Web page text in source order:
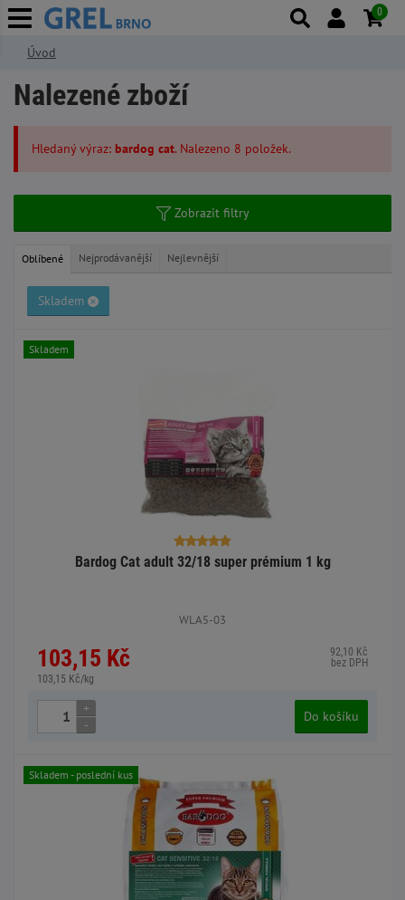
Úvod
Nalezené zboží
Hledaný výraz: bardog cat. Nalezeno 8 položek.
Zobrazit filtry
Oblíbené Nejprodávanější Nejlevnější
Skladem
Bardog Cat adult 32/18 super prémium 1 kg
WLA5-03
103,15 Kč
103,15 Kč/kg
92,10 Kč
bez DPH
Skladem
+
-
Do košíku
Skladem - poslední kus
0